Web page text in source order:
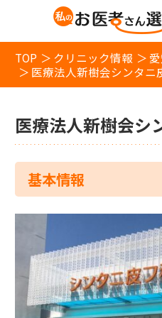
TOP クリニック情報
医療法人新樹会シンタニ
医療法人新樹会シ
基本情報